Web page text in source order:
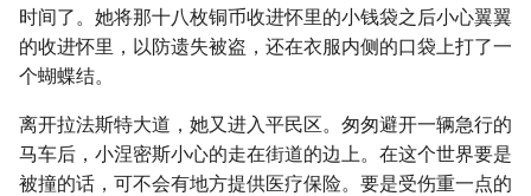
时间了。她将那十八枚铜币收进怀里的小钱袋之后小心翼翼
的收进怀里，以防遗失被盗，还在衣服内侧的口袋上打了一
个蝴蝶结。
离开拉法斯特大道，她又进入平民区。匆匆避开一辆急行的
马车后，小涅密斯小心的走在街道的边上。在这个世界要是
被撞的话，可不会有地方提供医疗保险。要是受伤重一点的